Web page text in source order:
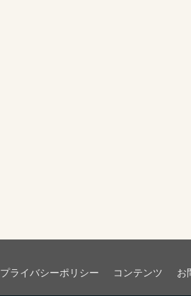
プライバシーポリシー コンテンツ お